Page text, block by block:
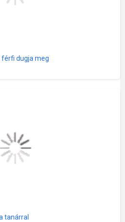
dugja meg
tanárral